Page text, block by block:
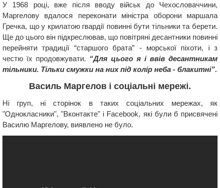
У 1968 році, вже після вводу військ до Чехословаччини,
Маргелову вдалося переконати міністра оборони маршала
Гречка, що у крилатою гвардії повинні бути тільники та берети.
Ще до цього він підкреслював, що повітряні десантники повинні
перейняти традиції “старшого брата” - морської піхоти, і з
честю їх продовжувати. “Для цього я і ввів десантникам
тільники. Тільки смужки на них під колір неба - блакитні”.
Василь Маргелов і соціальні мережі.
Ні груп, ні сторінок в таких соціальних мережах, як
"Однокласники", "Вконтакте" і Facebook, які були б присвячені
Василю Маргелову, виявлено не було.